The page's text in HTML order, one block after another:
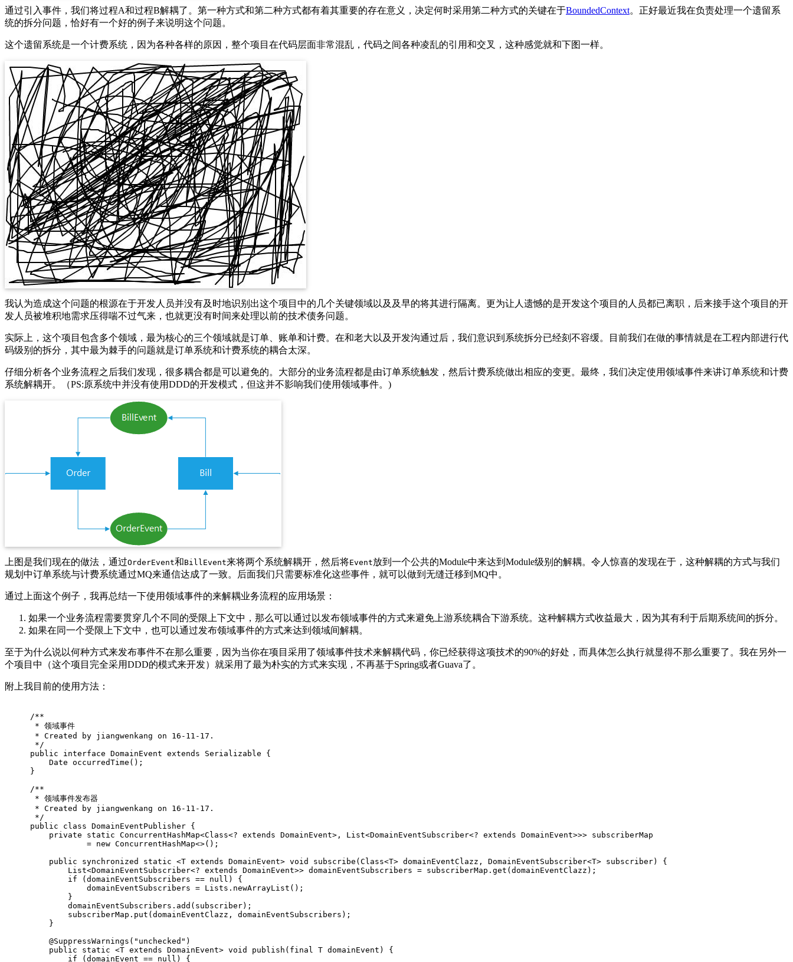
通过引入事件，我们将过程A和过程B解耦了。第一种方式和第二种方式都有着其重要的存在意义，决定何时采用第二种方式的关键在于BoundedContext。正好最近我在负责处理一个遗留系
统的拆分问题，恰好有一个好的例子来说明这个问题。
这个遗留系统是一个计费系统，因为各种各样的原因，整个项目在代码层面非常混乱，代码之间各种凌乱的引用和交叉，这种感觉就和下图一样。
我认为造成这个问题的根源在于开发人员并没有及时地识别出这个项目中的几个关键领域以及及早的将其进行隔离。更为让人遗憾的是开发这个项目的人员都已离职，后来接手这个项目的开
发人员被堆积地需求压得喘不过气来，也就更没有时间来处理以前的技术债务问题。
实际上，这个项目包含多个领域，最为核心的三个领域就是订单、账单和计费。在和老大以及开发沟通过后，我们意识到系统拆分已经刻不容缓。目前我们在做的事情就是在工程内部进行代
码级别的拆分，其中最为棘手的问题就是订单系统和计费系统的耦合太深。
仔细分析各个业务流程之后我们发现，很多耦合都是可以避免的。大部分的业务流程都是由订单系统触发，然后计费系统做出相应的变更。最终，我们决定使用领域事件来讲订单系统和计费
系统解耦开。（PS:原系统中并没有使用DDD的开发模式，但这并不影响我们使用领域事件。)
上图是我们现在的做法，通过OrderEvent和BillEvent来将两个系统解耦开，然后将Event放到一个公共的Module中来达到Module级别的解耦。令人惊喜的发现在于，这种解耦的方式与我们
规划中订单系统与计费系统通过MQ来通信达成了一致。后面我们只需要标准化这些事件，就可以做到无缝迁移到MQ中。
通过上面这个例子，我再总结一下使用领域事件的来解耦业务流程的应用场景：
如果一个业务流程需要贯穿几个不同的受限上下文中，那么可以通过以发布领域事件的方式来避免上游系统耦合下游系统。这种解耦方式收益最大，因为其有利于后期系统间的拆分。
如果在同一个受限上下文中，也可以通过发布领域事件的方式来达到领域间解耦。
至于为什么说以何种方式来发布事件不在那么重要，因为当你在项目采用了领域事件技术来解耦代码，你已经获得这项技术的90%的好处，而具体怎么执行就显得不那么重要了。我在另外一
个项目中（这个项目完全采用DDD的模式来开发）就采用了最为朴实的方式来实现，不再基于Spring或者Guava了。
附上我目前的使用方法：
/**
* 领域事件
* Created by jiangwenkang on 16-11-17.
*/
public
interface DomainEvent extends Serializable
{
Date occurredTime () ;
}
/**
* 领域事件发布器
* Created by jiangwenkang on 16-11-17.
*/
public
class DomainEventPublisher {
private
static ConcurrentHashMap<Class<? extends DomainEvent>, List<DomainEventSubscriber<? extends DomainEvent>>> subscriberMap
            =
new ConcurrentHashMap<>();
public
synchronized static <T extends DomainEvent> void subscribe (Class<T> domainEventClazz, DomainEventSubscriber<T> subscriber)
{
        List<DomainEventSubscriber<? extends DomainEvent>> domainEventSubscribers = subscriberMap.get(domainEventClazz);
if (domainEventSubscribers == null ) {
            domainEventSubscribers = Lists.newArrayList();
        }
        domainEventSubscribers.add(subscriber);
        subscriberMap.put(domainEventClazz, domainEventSubscribers);
    }
@SuppressWarnings ( "unchecked" )
public
static <T extends DomainEvent> void publish ( final T domainEvent)
{
if (domainEvent == null ) {